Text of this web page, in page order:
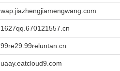
wap.jiazhengjiamengwang.com
1627qq.670121557.cn
99re29.99reluntan.cn
uaay.eatcloud9.com